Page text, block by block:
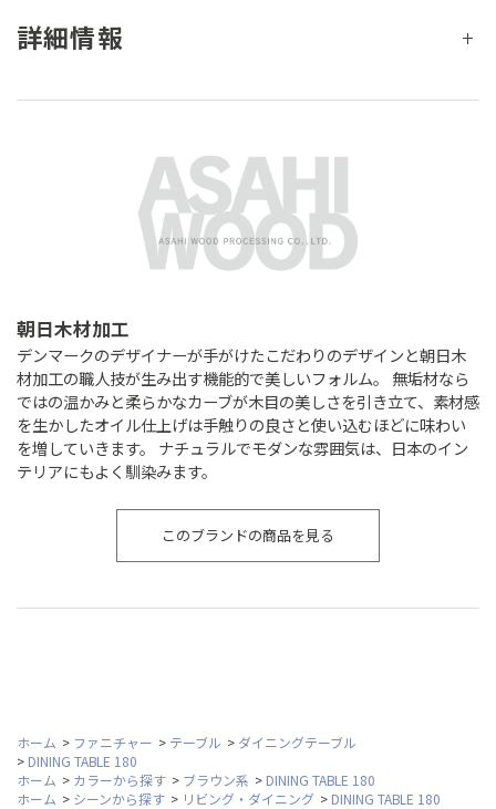
詳細情報
朝日木材加工
デンマークのデザイナーが手がけたこだわりのデザインと朝日木
材加工の職人技が生み出す機能的で美しいフォルム。 無垢材なら
ではの温かみと柔らかなカーブが木目の美しさを引き立て、素材感
を生かしたオイル仕上げは手触りの良さと使い込むほどに味わい
を増していきます。 ナチュラルでモダンな雰囲気は、日本のイン
テリアにもよく馴染みます。
このブランドの商品を見る
ホーム > ファニチャー > テーブル > ダイニングテーブル
> DINING TABLE 180
ホーム > カラーから探す > ブラウン系 > DINING TABLE 180
ホーム > シーンから探す > リビング・ダイニング > DINING TABLE 180